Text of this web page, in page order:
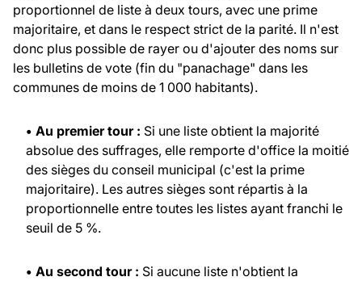
proportionnel de liste à deux tours, avec une prime
majoritaire, et dans le respect strict de la parité. Il n'est
donc plus possible de rayer ou d'ajouter des noms sur
les bulletins de vote (fin du "panachage" dans les
communes de moins de 1 000 habitants).
• Au premier tour : Si une liste obtient la majorité
absolue des suffrages, elle remporte d'office la moitié
des sièges du conseil municipal (c'est la prime
majoritaire). Les autres sièges sont répartis à la
proportionnelle entre toutes les listes ayant franchi le
seuil de 5 %.
• Au second tour : Si aucune liste n'obtient la